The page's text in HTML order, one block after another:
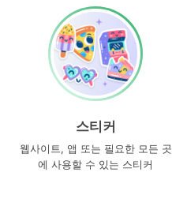
스티커
웹사이트, 앱 또는 필요한 모든 곳
에 사용할 수 있는 스티커